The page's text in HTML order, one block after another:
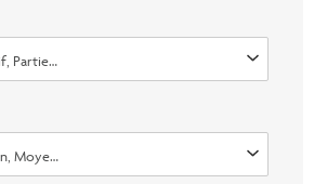
Partiellement plafonné, Ouvert, Échange
Moyen, Moyen &agrave; &eacute;lev&eacute;,